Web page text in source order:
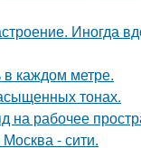
Иногда
в каждом метре.
тонах.
на рабочее
- сити.